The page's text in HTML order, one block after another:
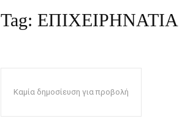
Tag: ΕΠΙΧΕΙΡΗΝΑΤΙΑ
Καμία δημοσίευση για προβολή